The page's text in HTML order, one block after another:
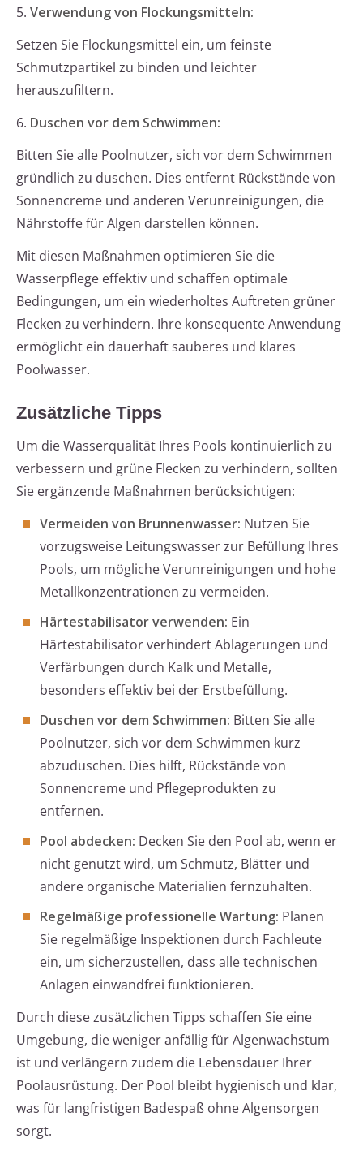
5. Verwendung von Flockungsmitteln:
Setzen Sie Flockungsmittel ein, um feinste
Schmutzpartikel zu binden und leichter
herauszufiltern.
6. Duschen vor dem Schwimmen:
Bitten Sie alle Poolnutzer, sich vor dem Schwimmen
gründlich zu duschen. Dies entfernt Rückstände von
Sonnencreme und anderen Verunreinigungen, die
Nährstoffe für Algen darstellen können.
Mit diesen Maßnahmen optimieren Sie die
Wasserpflege effektiv und schaffen optimale
Bedingungen, um ein wiederholtes Auftreten grüner
Flecken zu verhindern. Ihre konsequente Anwendung
ermöglicht ein dauerhaft sauberes und klares
Poolwasser.
Zusätzliche Tipps
Um die Wasserqualität Ihres Pools kontinuierlich zu
verbessern und grüne Flecken zu verhindern, sollten
Sie ergänzende Maßnahmen berücksichtigen:
Vermeiden von Brunnenwasser: Nutzen Sie
vorzugsweise Leitungswasser zur Befüllung Ihres
Pools, um mögliche Verunreinigungen und hohe
Metallkonzentrationen zu vermeiden.
Härtestabilisator verwenden: Ein
Härtestabilisator verhindert Ablagerungen und
Verfärbungen durch Kalk und Metalle,
besonders effektiv bei der Erstbefüllung.
Duschen vor dem Schwimmen: Bitten Sie alle
Poolnutzer, sich vor dem Schwimmen kurz
abzuduschen. Dies hilft, Rückstände von
Sonnencreme und Pflegeprodukten zu
entfernen.
Pool abdecken: Decken Sie den Pool ab, wenn er
nicht genutzt wird, um Schmutz, Blätter und
andere organische Materialien fernzuhalten.
Regelmäßige professionelle Wartung: Planen
Sie regelmäßige Inspektionen durch Fachleute
ein, um sicherzustellen, dass alle technischen
Anlagen einwandfrei funktionieren.
Durch diese zusätzlichen Tipps schaffen Sie eine
Umgebung, die weniger anfällig für Algenwachstum
ist und verlängern zudem die Lebensdauer Ihrer
Poolausrüstung. Der Pool bleibt hygienisch und klar,
was für langfristigen Badespaß ohne Algensorgen
sorgt.